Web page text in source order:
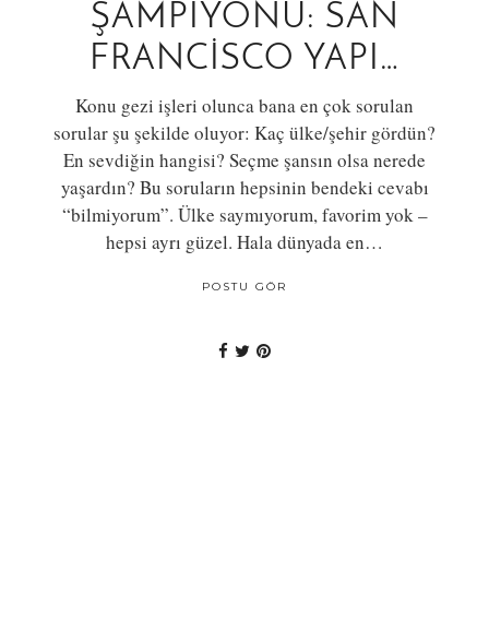
ŞAMPIYONU: SAN
FRANCISCO YAPI…
Konu gezi işleri olunca bana en çok sorulan
sorular şu şekilde oluyor: Kaç ülke/şehir gördün?
En sevdiğin hangisi? Seçme şansın olsa nerede
yaşardın? Bu soruların hepsinin bendeki cevabı
“bilmiyorum”. Ülke saymıyorum, favorim yok –
hepsi ayrı güzel. Hala dünyada en…
POSTU GÖR